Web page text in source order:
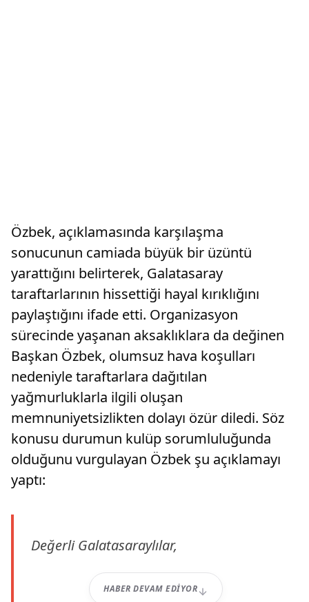
Özbek, açıklamasında karşılaşma
sonucunun camiada büyük bir üzüntü
yarattığını belirterek, Galatasaray
taraftarlarının hissettiği hayal kırıklığını
paylaştığını ifade etti. Organizasyon
sürecinde yaşanan aksaklıklara da değinen
Başkan Özbek, olumsuz hava koşulları
nedeniyle taraftarlara dağıtılan
yağmurluklarla ilgili oluşan
memnuniyetsizlikten dolayı özür diledi. Söz
konusu durumun kulüp sorumluluğunda
olduğunu vurgulayan Özbek şu açıklamayı
yaptı:
Değerli Galatasaraylılar,
HABER DEVAM EDIYOR